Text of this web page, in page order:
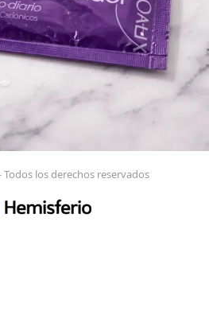
los derechos reservados